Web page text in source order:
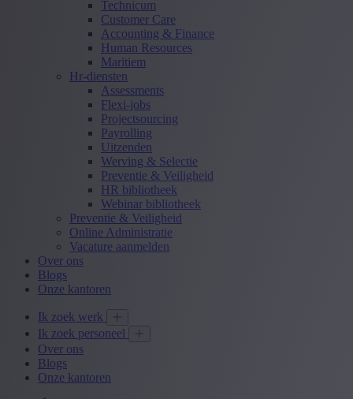
Technicum
Customer Care
Accounting & Finance
Human Resources
Maritiem
Hr-diensten
Assessments
Flexi-jobs
Projectsourcing
Payrolling
Uitzenden
Werving & Selectie
Preventie & Veiligheid
HR bibliotheek
Webinar bibliotheek
Preventie & Veiligheid
Online Administratie
Vacature aanmelden
Over ons
Blogs
Onze kantoren
Ik zoek werk
Ik zoek personeel
Over ons
Blogs
Onze kantoren